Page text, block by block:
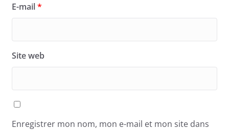
E-mail*
Site web
Enregistrer mon nom, mon e-mail et mon site dans